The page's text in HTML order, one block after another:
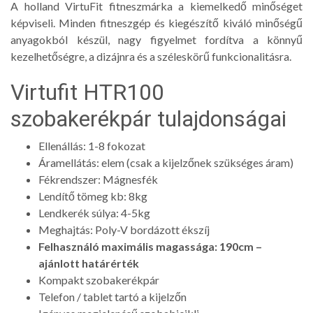
A holland VirtuFit fitneszmárka a kiemelkedő minőséget
képviseli. Minden fitneszgép és kiegészítő kiváló minőségű
anyagokból készül, nagy figyelmet fordítva a könnyű
kezelhetőségre, a dizájnra és a széleskörű funkcionalitásra.
Virtufit HTR100
szobakerékpár tulajdonságai
Ellenállás: 1-8 fokozat
Áramellátás: elem (csak a kijelzőnek szükséges áram)
Fékrendszer: Mágnesfék
Lendítő tömeg kb: 8kg
Lendkerék súlya: 4-5kg
Meghajtás: Poly-V bordázott ékszíj
Felhasználó maximális magassága: 190cm –
ajánlott határérték
Kompakt szobakerékpár
Telefon / tablet tartó a kijelzőn